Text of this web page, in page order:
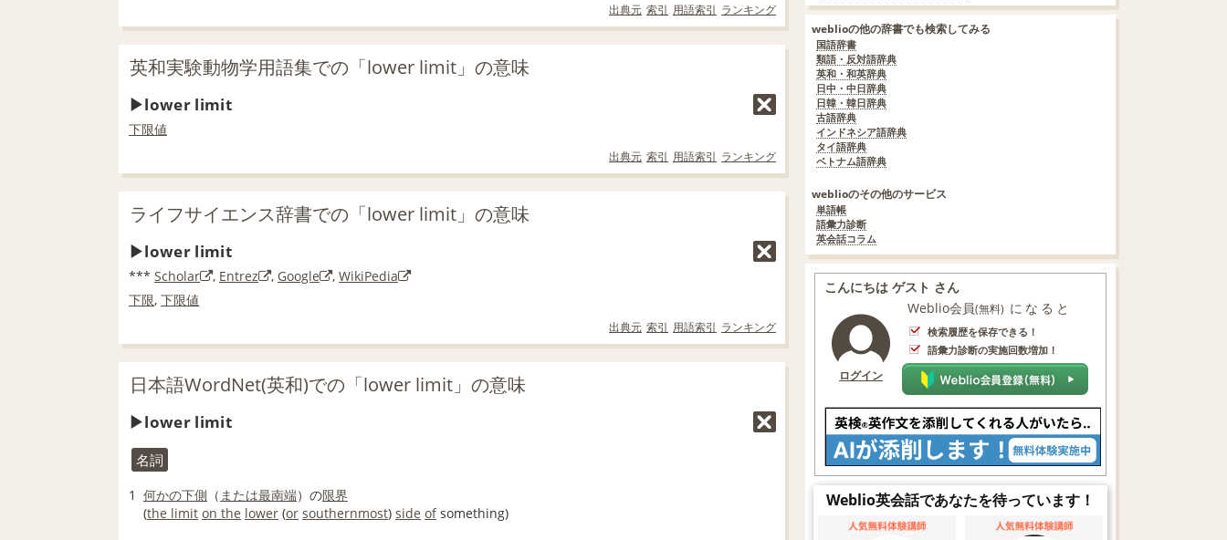
出典元 索引 用語索引 ランキング
英和実験動物学用語集での「lower limit」の意味
lower limit
下限値
出典元 索引 用語索引 ランキング
ライフサイエンス辞書での「lower limit」の意味
lower limit
*** Scholar , Entrez , Google , WikiPedia
下限, 下限値
出典元 索引 用語索引 ランキング
日本語WordNet(英和)での「lower limit」の意味
lower limit
名詞
1 何かの下側 （ または最南端）の限界
(the limit on the lower (or southernmost) side ofsomething)
weblioの他の辞書でも検索してみる
国語辞書
類語・反対語辞典
英和・和英辞典
日中・中日辞典
日韓・韓日辞典
古語辞典
インドネシア語辞典
タイ語辞典
ベトナム語辞典
weblioのその他のサービス
単語帳
語彙力診断
英会話コラム
こんにちは ゲスト さん
ログイン
Weblio会員(無料) になると
検索履歴を保存できる！
語彙力診断の実施回数増加！
Weblio英会話であなたを待っています！